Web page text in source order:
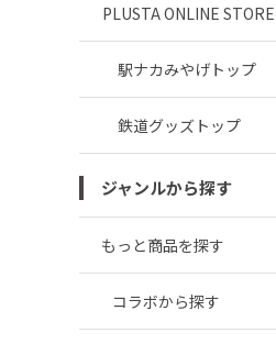
PLUSTA ONLINE STORE
駅ナカみやげトップ
鉄道グッズトップ
ジャンルから探す
もっと商品を探す
コラボから探す